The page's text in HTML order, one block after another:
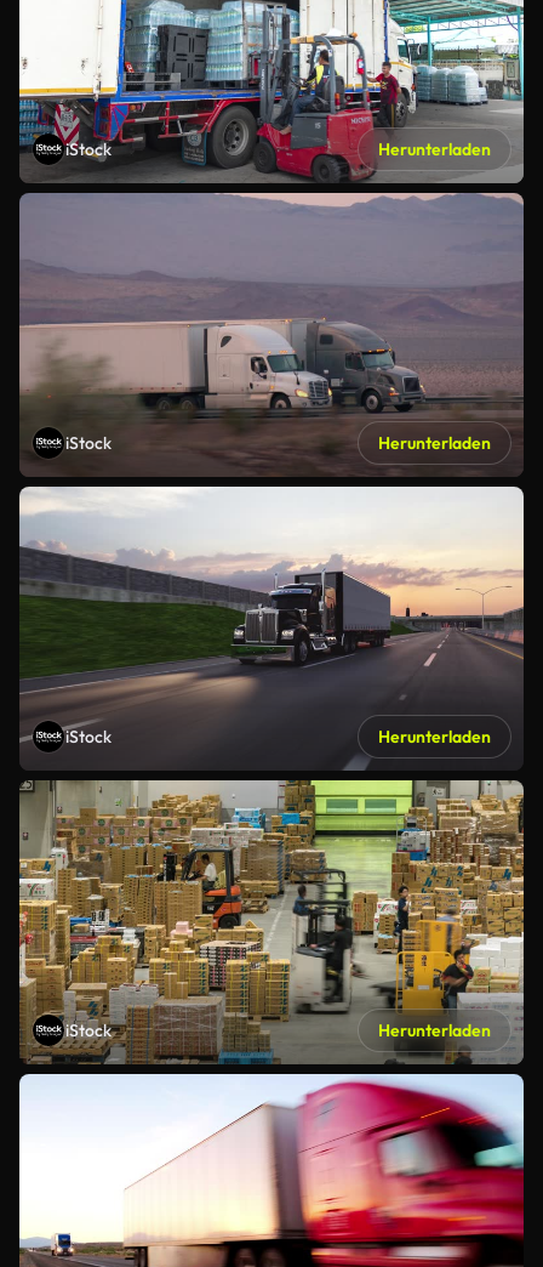
iStock Herunterladen
iStock Herunterladen
iStock Herunterladen
iStock Herunterladen